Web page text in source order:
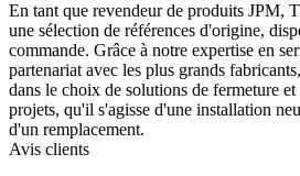
En tant que revendeur de produits JPM,
une sélection de références d'origine,
commande. Grâce à notre expertise en
partenariat avec les plus grands
dans le choix de solutions de fermeture et
projets, qu'il s'agisse d'une installation
d'un remplacement.
Avis clients